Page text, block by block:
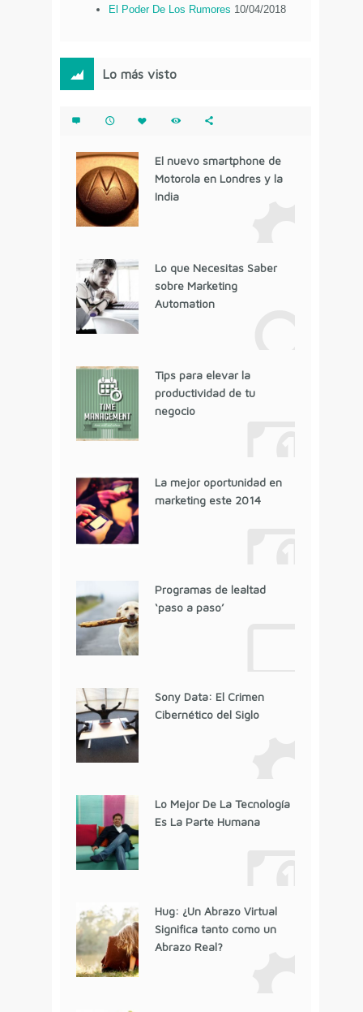
El Poder De Los Rumores 10/04/2018
Lo más visto
El nuevo smartphone de
Motorola en Londres y la
India
Lo que Necesitas Saber
sobre Marketing
Automation
Tips para elevar la
productividad de tu
negocio
La mejor oportunidad en
marketing este 2014
Programas de lealtad
‘paso a paso’
Sony Data: El Crimen
Cibernético del Siglo
Lo Mejor De La Tecnología
Es La Parte Humana
Hug: ¿Un Abrazo Virtual
Significa tanto como un
Abrazo Real?